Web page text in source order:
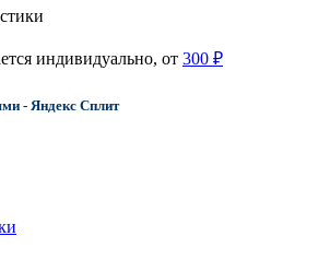
индивидуально, от 300 ₽
- Яндекс Сплит